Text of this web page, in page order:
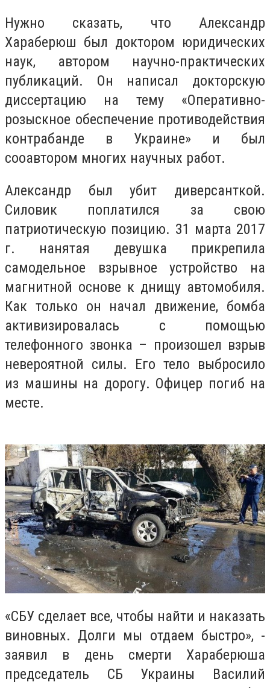
Нужно сказать, что Александр
Хараберюш был доктором юридических
наук, автором научно-практических
публикаций. Он написал докторскую
диссертацию на тему «Оперативно-
розыскное обеспечение противодействия
контрабанде в Украине» и был
сооавтором многих научных работ.
Александр был убит диверсанткой.
Силовик поплатился за свою
патриотическую позицию. 31 марта 2017
г. нанятая девушка прикрепила
самодельное взрывное устройство на
магнитной основе к днищу автомобиля.
Как только он начал движение, бомба
активизировалась с помощью
телефонного звонка – произошел взрыв
невероятной силы. Его тело выбросило
из машины на дорогу. Офицер погиб на
месте.
«СБУ сделает все, чтобы найти и наказать
виновных. Долги мы отдаем быстро», -
заявил в день смерти Хараберюша
председатель СБ Украины Василий